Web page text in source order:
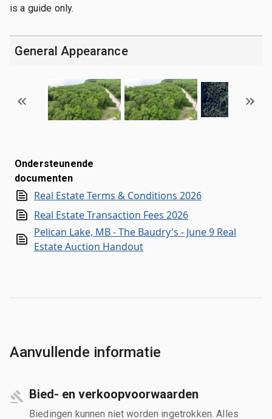
is a guide only.
General Appearance
Ondersteunende
documenten
Real Estate Terms & Conditions 2026
Real Estate Transaction Fees 2026
Pelican Lake, MB - The Baudry's - June 9 Real
Estate Auction Handout
Aanvullende informatie
Bied- en verkoopvoorwaarden
Biedingen kunnen niet worden ingetrokken. Alles